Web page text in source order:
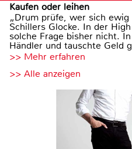
Kaufen oder leihen
„Drum prüfe, wer sich
Schillers Glocke. In der
solche Frage bisher nicht.
Händler und tauschte Geld
>> Mehr erfahren
>> Alle anzeigen